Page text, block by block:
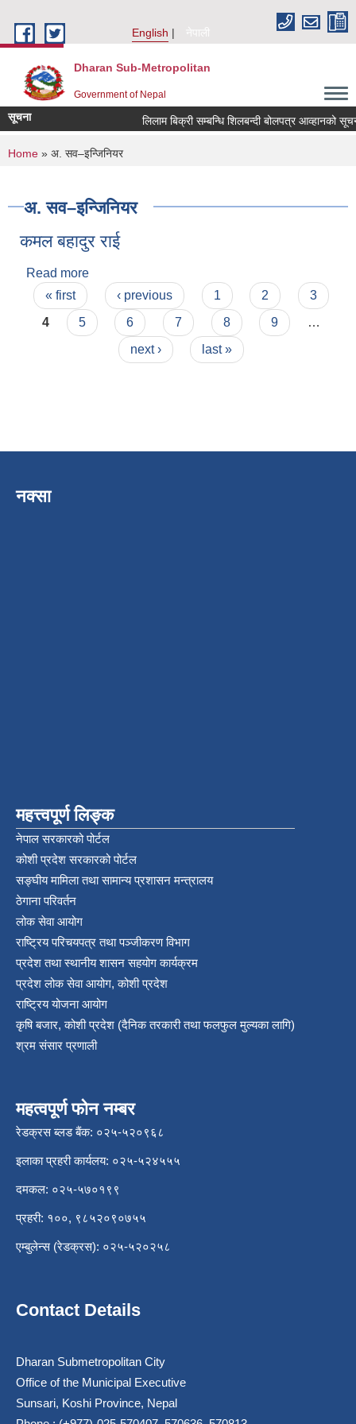
English
नेपाली
Dharan Sub-Metropolitan
Government of Nepal
सूचना लिलाम बिक्री सम्बन्धि शिलबन्दी बोलपत्र
You are here
Home » अ. सव–इन्जिनियर
अ. सव–इन्जिनियर
कमल बहादुर राई
Read more
Pages
« first ‹ previous 1 2
3
4
5 6 7 8 9
…
next ›
last »
नक्सा
महत्त्वपूर्ण लिङ्क
नेपाल सरकारको पोर्टल
कोशी प्रदेश सरकारको पोर्टल
सङ्‍घीय मामिला तथा सामान्य प्रशासन मन्त्रालय
ठेगाना परिवर्तन
लोक सेवा आयोग
राष्ट्रिय परिचयपत्र तथा पञ्‍जीकरण विभाग
प्रदेश तथा स्थानीय शासन सहयोग कार्यक्रम
प्रदेश लोक सेवा आयोग, कोशी प्रदेश
राष्ट्रिय योजना आयोग
कृषि बजार, कोशी प्रदेश (दैनिक तरकारी तथा फलफुल मुल्यका लागि)
श्रम संसार प्रणाली
महत्वपूर्ण फोन नम्बर
रेडक्रस ब्लड बैंक: ०२५-५२०९६८
इलाका प्रहरी कार्यलय: ०२५-५२४५५५
दमकल: ०२५-५७०१९९
प्रहरी: १००, ९८५२०९०७५५
एम्बुलेन्स (रेडक्रस): ०२५-५२०२५८
Contact Details
Dharan Submetropolitan City
Office of the Municipal Executive
Sunsari, Koshi Province, Nepal